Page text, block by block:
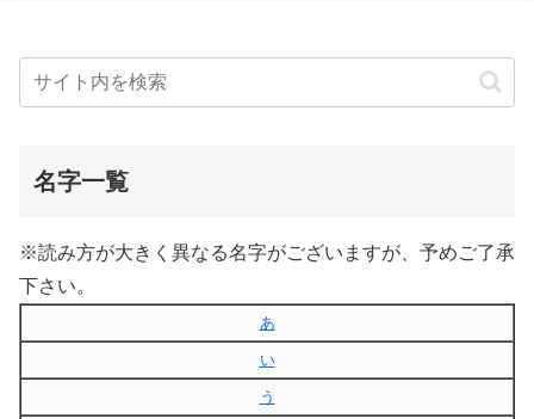
名字一覧
※読み方が大きく異なる名字がございますが、予めご了承
下さい。
あ
い
う